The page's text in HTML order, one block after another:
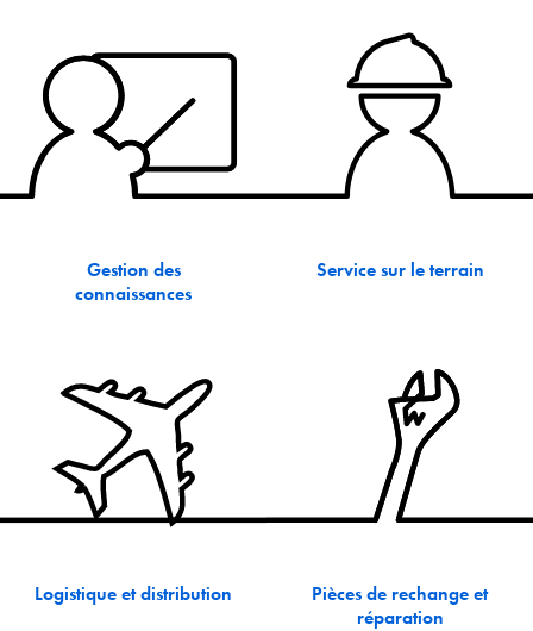
Gestion des
connaissances
Service sur le terrain
Logistique et distribution
Pièces de rechange et
réparation